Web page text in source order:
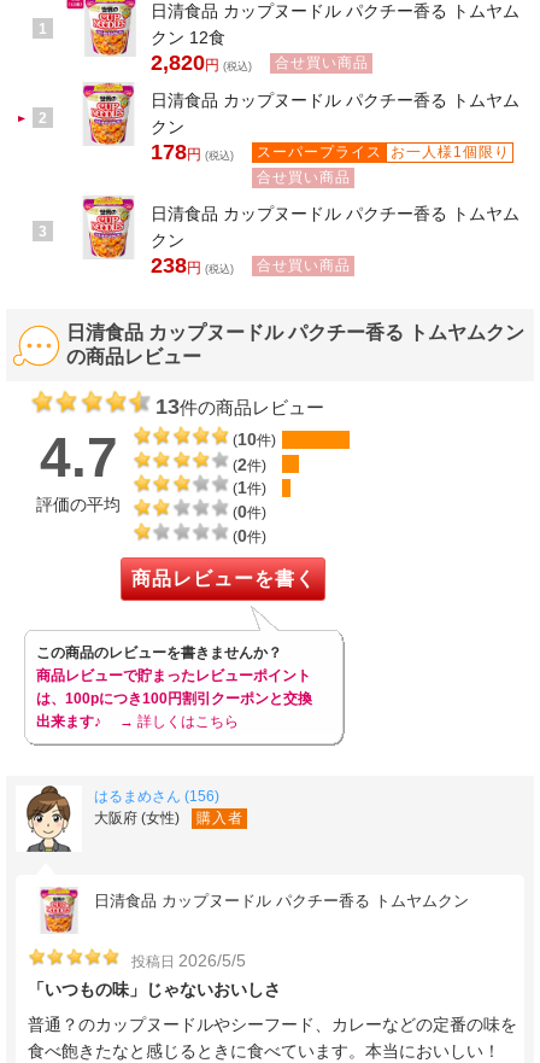
1
日清食品 カップヌードル パクチー香る トムヤム
クン 12食
2,820円 (税込) 合せ買い商品
2
日清食品 カップヌードル パクチー香る トムヤム
クン
178円 (税込) スーパープライス
お一人様1個限り
合せ買い商品
3
日清食品 カップヌードル パクチー香る トムヤム
クン
238円 (税込) 合せ買い商品
日清食品 カップヌードル パクチー香る トムヤムクン
の商品レビュー
13件の商品レビュー
4.7
評価の平均
(10件)
(2件)
(1件)
(0件)
(0件)
商品レビューを書く
この商品のレビューを書きませんか？
商品レビューで貯まったレビューポイント
は、100pにつき100円割引クーポンと交換
出来ます♪
→ 詳しくはこちら
はるまめさん (156)
大阪府 (女性)
購入者
日清食品 カップヌードル パクチー香る トムヤムクン
投稿日 2026/5/5
「いつもの味」じゃないおいしさ
普通？のカップヌードルやシーフード、カレーなどの定番の味を
食べ飽きたなと感じるときに食べています。本当においしい！